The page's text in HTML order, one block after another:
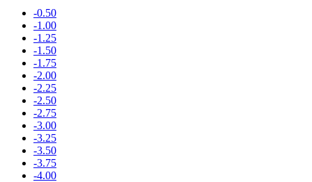
-0.50
-1.00
-1.25
-1.50
-1.75
-2.00
-2.25
-2.50
-2.75
-3.00
-3.25
-3.50
-3.75
-4.00